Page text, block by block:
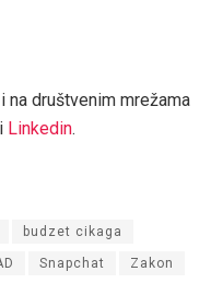
i na društvenim mrežama
i Linkedin.
budzet cikaga
Snapchat Zakon